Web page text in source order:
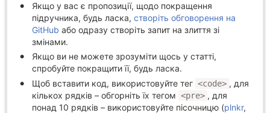
Якщо у вас є пропозиції, щодо покращення
підручника, будь ласка, створіть обговорення на
GitHub або одразу створіть запит на злиття зі
змінами.
Якщо ви не можете зрозуміти щось у статті,
спробуйте покращити її, будь ласка.
Щоб вставити код, використовуйте тег <code> , для
кількох рядків – обгорніть їх тегом <pre> , для
понад 10 рядків – використовуйте пісочницю (plnkr,